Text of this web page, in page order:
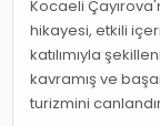
Kocaeli
hikayesi, etkili
katılımıyla
kavramış ve
turizmini